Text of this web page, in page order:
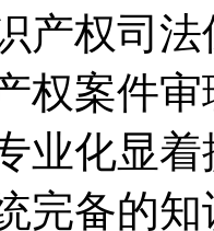
产权司
权案件
业化显
完备的